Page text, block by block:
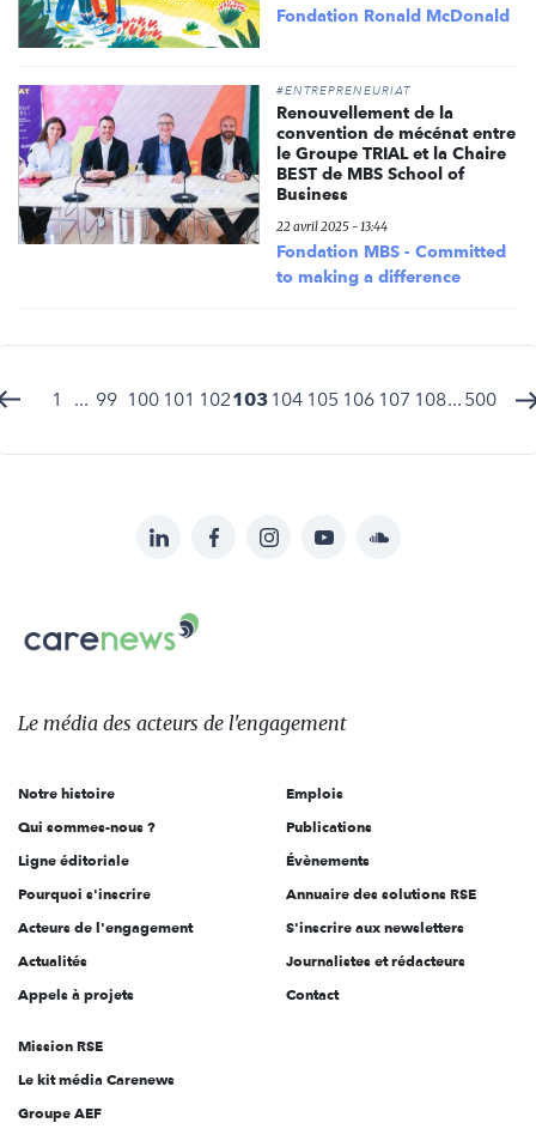
Fondation Ronald McDonald
#ENTREPRENEURIAT
Renouvellement de la
convention de mécénat entre
le Groupe TRIAL et la Chaire
BEST de MBS School of
Business
22 avril 2025 - 13:44
Fondation MBS - Committed
to making a difference
1 ... 99 100 101 102103 104 105 106 107 108... 500
sur:
LinkedInFacebookInstagramYouTubeSoundcloud
Carenews,
Le
des
l'engagement
Le média des acteurs de l'engagement
Notre histoire
Qui sommes-nous ?
Ligne éditoriale
Pourquoi s'inscrire
Acteurs de l'engagement
Actualités
Appels à projets
Emplois
Publications
Évènements
Annuaire des solutions RSE
S'inscrire aux newsletters
Journalistes et rédacteurs
Contact
Mission RSE
Le kit média Carenews
Groupe AEF